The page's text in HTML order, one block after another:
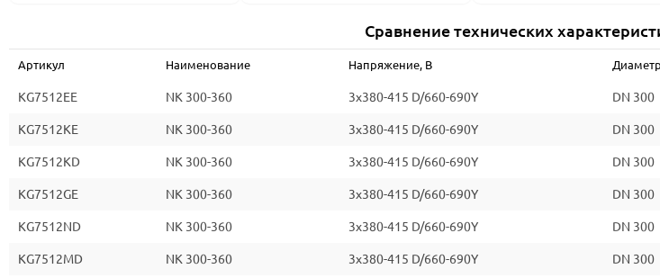
Сравнение технических
Артикул Наименование Напряжение, В
KG7512EE NK 300-360 3x380-415 D/660-690Y DN 300
KG7512KE NK 300-360 3x380-415 D/660-690Y DN 300
KG7512KD NK 300-360 3x380-415 D/660-690Y DN 300
KG7512GE NK 300-360 3x380-415 D/660-690Y DN 300
KG7512ND NK 300-360 3x380-415 D/660-690Y DN 300
KG7512MD NK 300-360 3x380-415 D/660-690Y DN 300